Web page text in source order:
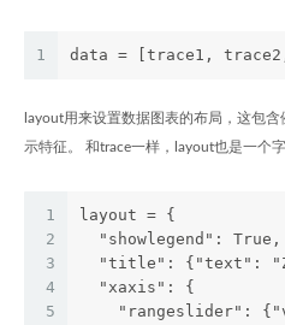
1 data = [trace1,
layout用来设置数据图表的布局，这包
示特征。 和trace一样，layout也是一个字
1
2
3
4
5
layout = {
  "showlegend": True,
"title": {"text":
  "xaxis": {
"rangeslider":